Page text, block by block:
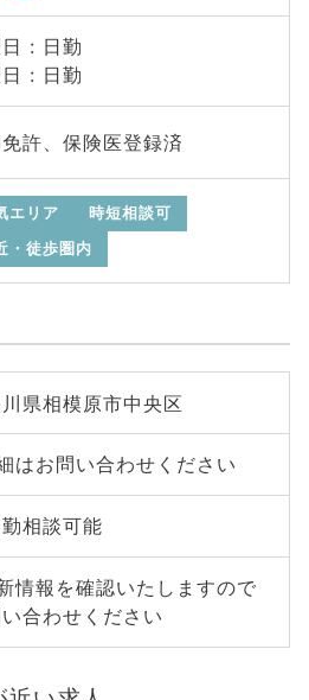
: 日勤
: 日勤
許、保険医登録済
エリア
時短相談可
・徒歩圏内
県相模原市中央区
はお問い合わせください
相談可能
情報を確認いたしますので
合わせください